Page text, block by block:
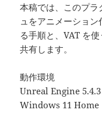
本稿では、このプ
ュをアニメーショ
る手順と、VAT を
共有します。
動作環境
Unreal Engine
Windows 11 Home